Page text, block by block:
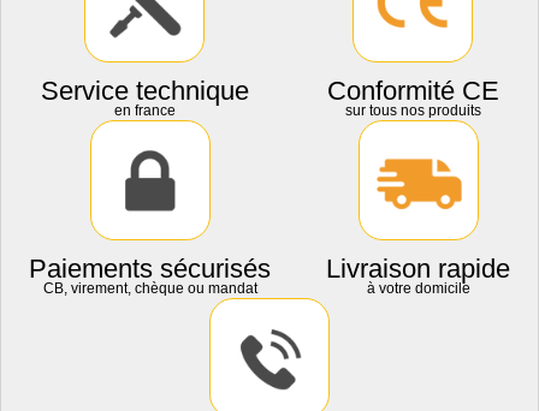
Service technique
en france
Conformité CE
sur tous nos produits
Paiements sécurisés
CB, virement, chèque ou mandat
Livraison rapide
à votre domicile